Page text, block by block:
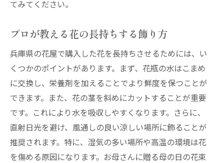
てみてください。
プロが教える花の長持ちする飾り方
兵庫県の花屋で購入した花を長持ちさせるためには、い
くつかのポイントがあります。まず、花瓶の水はこまめ
に交換し、栄養剤を加えることでより鮮度を保つことが
できます。また、花の茎を斜めにカットすることが重要
です。これにより水を吸収しやすくなります。さらに、
直射日光を避け、風通しの良い涼しい場所に飾ることが
推奨されます。特に、湿気の多い場所や高温の環境は花
を傷める原因になります。お母さんに贈る母の日の花束